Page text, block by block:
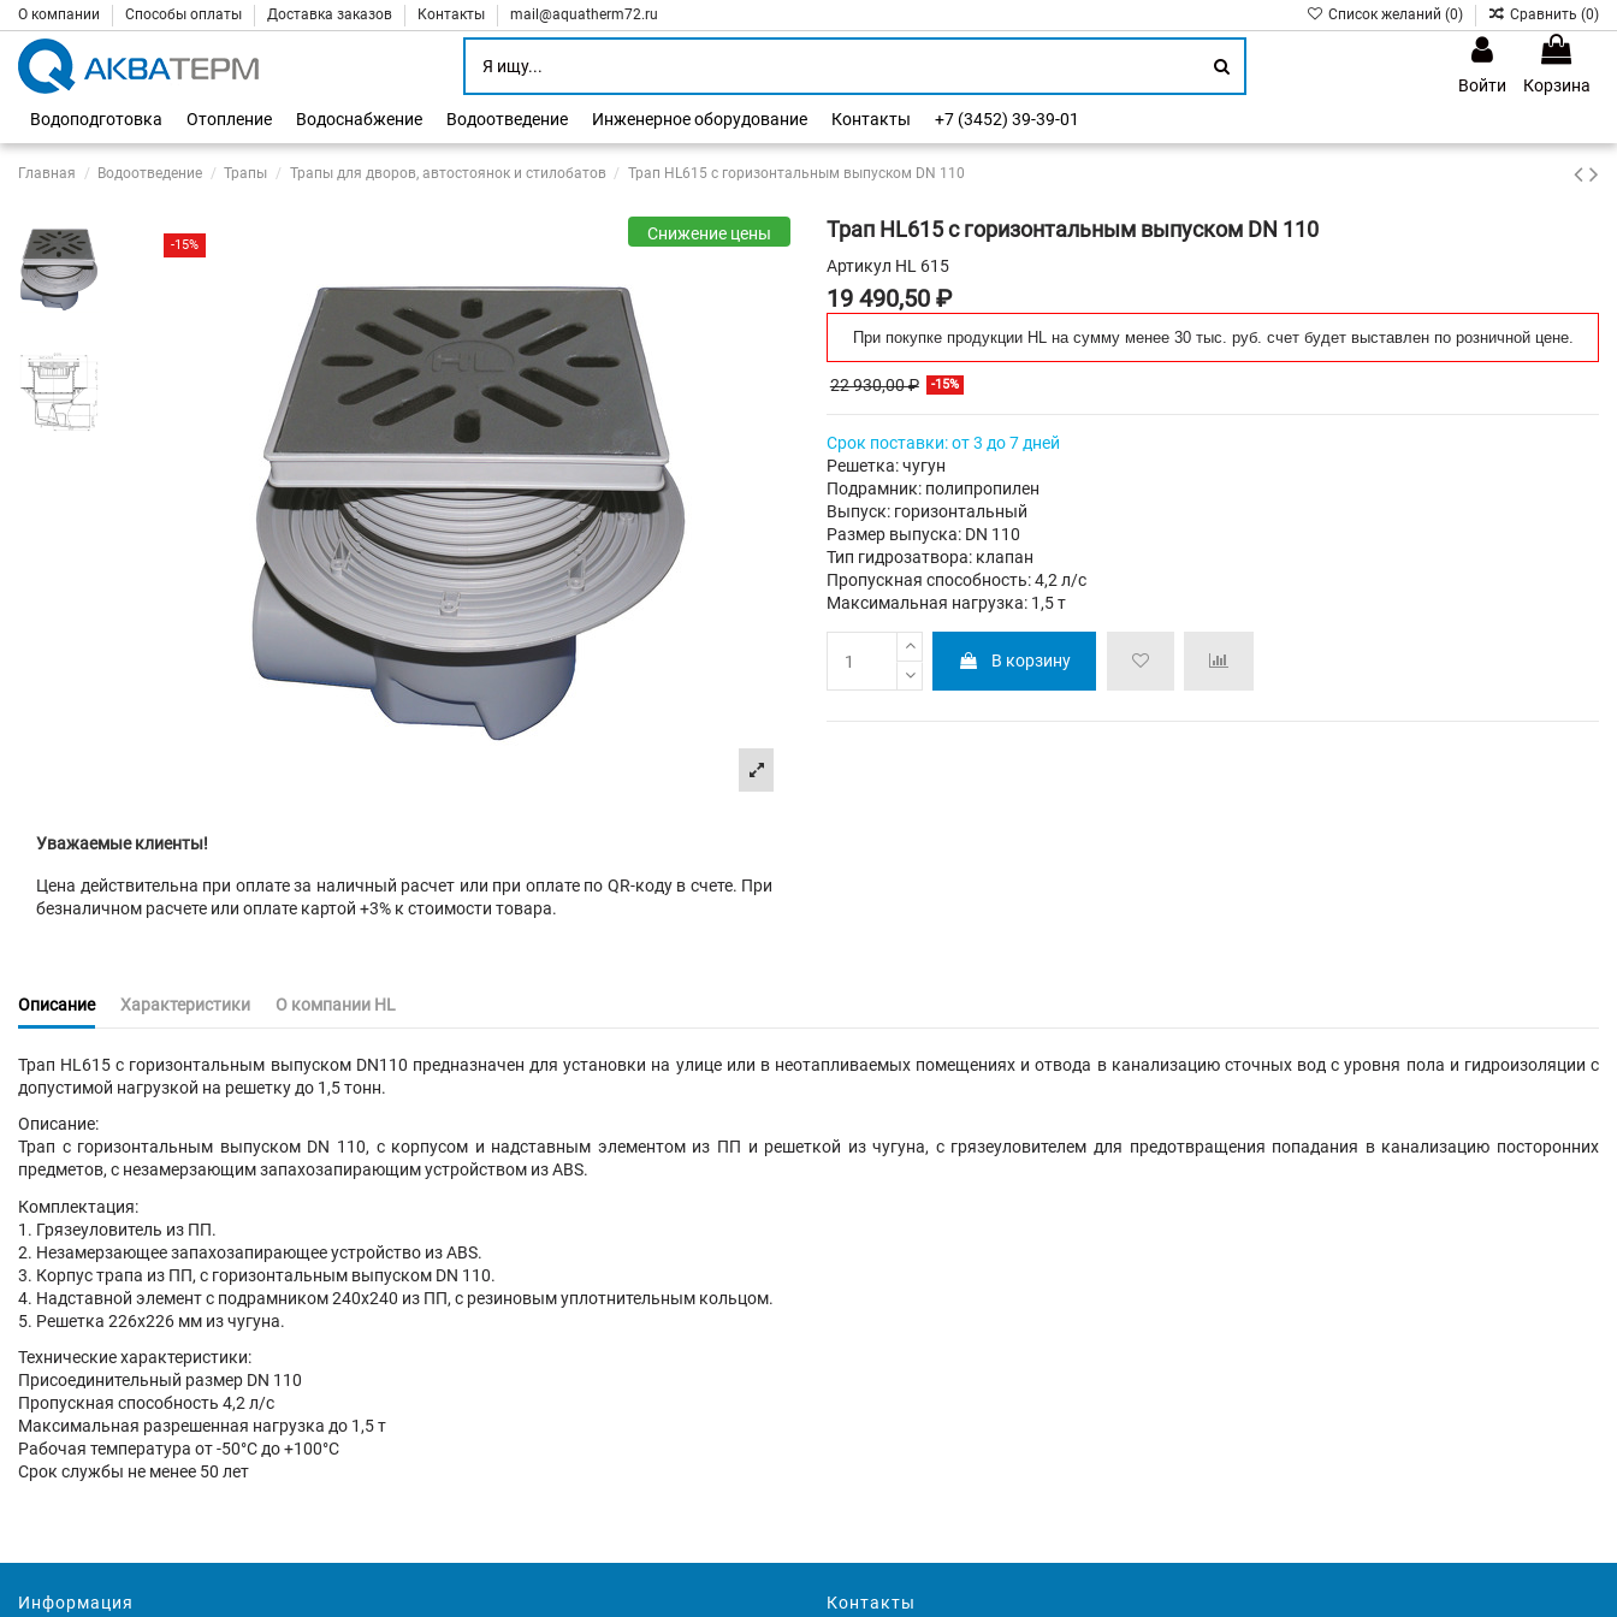
О компании Способы оплаты Доставка заказов Контакты mail@aquatherm72.ru Список желаний (0) Сравнить (0)
Войти
Корзина
Водоподготовка
Отопление Водоснабжение Водоотведение Инженерное оборудование Контакты +7 (3452) 39-39-01
Главная Водоотведение Трапы Трапы для дворов, автостоянок и стилобатов Трап HL615 с горизонтальным выпуском DN 110
-15%
Снижение цены
Уважаемые клиенты!
Цена действительна при оплате за наличный расчет или при оплате по QR-коду в счете. При
безналичном расчете или оплате картой +3% к стоимости товара.
Трап HL615 с горизонтальным выпуском DN 110
Артикул HL 615
19 490,50 ₽
При покупке продукции HL на сумму менее 30 тыс. руб. счет будет выставлен по розничной цене.
22 930,00 ₽ -15%
Срок поставки: от 3 до 7 дней
Решетка: чугун
Подрамник: полипропилен
Выпуск: горизонтальный
Размер выпуска: DN 110
Тип гидрозатвора: клапан
Пропускная способность: 4,2 л/с
Максимальная нагрузка: 1,5 т
В корзину
Описание Характеристики О компании HL
Трап HL615 с горизонтальным выпуском DN110 предназначен для установки на улице или в неотапливаемых помещениях и отвода в канализацию сточных вод с уровня пола и гидроизоляции с
допустимой нагрузкой на решетку до 1,5 тонн.
Описание:
Трап с горизонтальным выпуском DN 110, с корпусом и надставным элементом из ПП и решеткой из чугуна, с грязеуловителем для предотвращения попадания в канализацию посторонних
предметов, с незамерзающим запахозапирающим устройством из ABS.
Комплектация:
1. Грязеуловитель из ПП.
2. Незамерзающее запахозапирающее устройство из ABS.
3. Корпус трапа из ПП, с горизонтальным выпуском DN 110.
4. Надставной элемент с подрамником 240х240 из ПП, с резиновым уплотнительным кольцом.
5. Решетка 226х226 мм из чугуна.
Технические характеристики:
Присоединительный размер DN 110
Пропускная способность 4,2 л/с
Максимальная разрешенная нагрузка до 1,5 т
Рабочая температура от -50°C до +100°C
Срок службы не менее 50 лет
Информация Контакты